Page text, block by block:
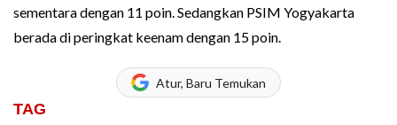
sementara dengan 11 poin. Sedangkan PSIM Yogyakarta
berada di peringkat keenam dengan 15 poin.
Atur, Baru Temukan
TAG